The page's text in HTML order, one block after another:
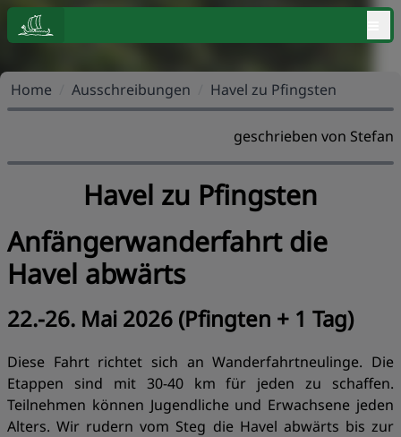
Home Ausschreibungen Havel zu Pfingsten
geschrieben von Stefan
Havel zu Pfingsten
Anfängerwanderfahrt die
Havel abwärts
22.-26. Mai 2026 (Pfingten + 1 Tag)
Diese Fahrt richtet sich an Wanderfahrtneulinge. Die
Etappen sind mit 30-40 km für jeden zu schaffen.
Teilnehmen können Jugendliche und Erwachsene jeden
Alters. Wir rudern vom Steg die Havel abwärts bis zur